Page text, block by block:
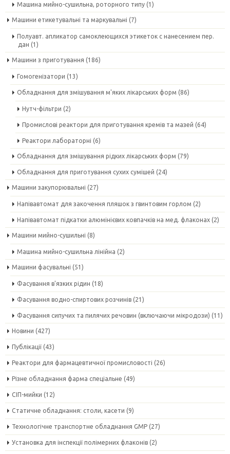
Машина мийно-сушильна, роторного типу (1)
Машини етикетувальні та маркувальні (7)
Полуавт. апликатор самоклеющихся этикеток с нанесением пер.
дан (1)
Машини з приготування (186)
Гомогенізатори (13)
Обладнання для змішування м'яких лікарських форм (86)
Нутч-фільтри (2)
Промислові реактори для приготування кремів та мазей (64)
Реактори лабораторні (6)
Обладнання для змішування рідких лікарських форм (79)
Обладнання для приготування сухих сумішей (24)
Машини закупорювальні (27)
Напівавтомат для закочення пляшок з гвинтовим горлом (2)
Напівавтомат підкатки алюмінієвих ковпачків на мед. флаконах (2)
Машини мийно-сушильні (8)
Машина мийно-сушильна лінійна (2)
Машини фасувальні (51)
Фасування в'язких рідин (18)
Фасування водно-спиртових розчинів (21)
Фасування сипучих та пилячих речовин (включаючи мікродози) (11)
Новини (427)
Публікації (43)
Реактори для фармацевтичної промисловості (26)
Різне обладнання фарма спеціальне (49)
СІП-мийки (12)
Статичне обладнання: столи, касети (9)
Технологічне транспортне обладнання GMP (27)
Установка для інспекції полімерних флаконів (2)